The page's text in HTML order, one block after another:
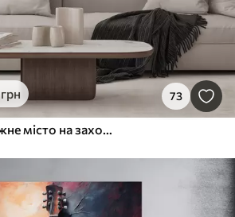
грн 73
Італійське прибережне місто на заході сонця з барвистими будівлями вздовж набережної та човнами, що пливуть у спокійних водах